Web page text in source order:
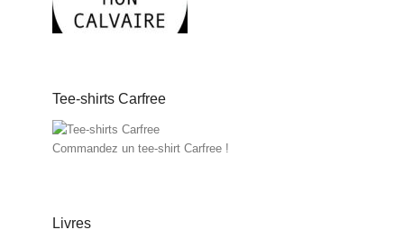
Tee-shirts Carfree
Commandez un tee-shirt Carfree !
Livres